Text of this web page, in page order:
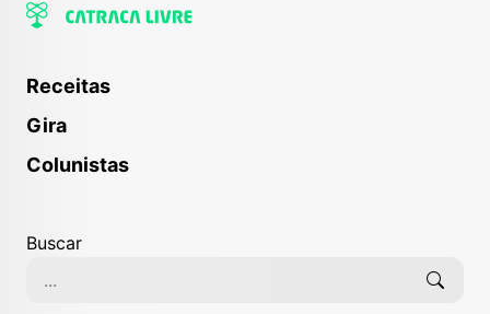
Receitas
Gira
Colunistas
Buscar